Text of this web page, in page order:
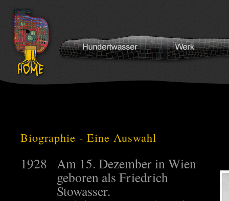
Biographie - Eine Auswahl
1928 Am 15. Dezember in Wien
geboren als Friedrich
Stowasser.